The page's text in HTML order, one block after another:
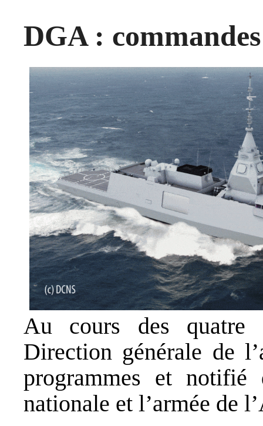
DGA :
Au cours des quatre
Direction générale de
programmes et
nationale et l’armée de